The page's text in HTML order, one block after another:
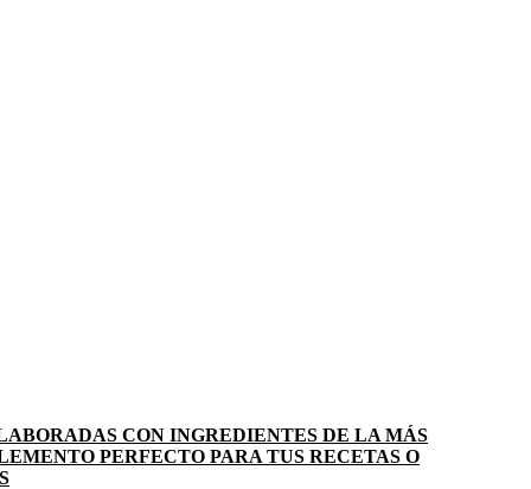
CON INGREDIENTES DE LA MÁS
PERFECTO PARA TUS RECETAS O